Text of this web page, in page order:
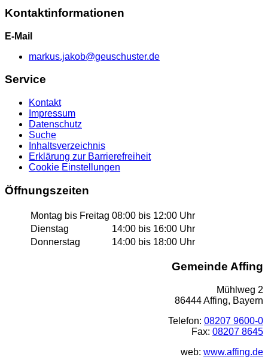
Kontaktinformationen
E-Mail
markus.jakob@geuschuster.de
Service
Kontakt
Impressum
Datenschutz
Suche
Inhaltsverzeichnis
Erklärung zur Barrierefreiheit
Cookie Einstellungen
Öffnungszeiten
Montag bis Freitag 08:00 bis 12:00 Uhr
Dienstag
14:00 bis 16:00 Uhr
Donnerstag
14:00 bis 18:00 Uhr
Gemeinde Affing
Mühlweg 2
86444 Affing, Bayern
Telefon: 08207 9600-0
Fax: 08207 8645
web: www.affing.de